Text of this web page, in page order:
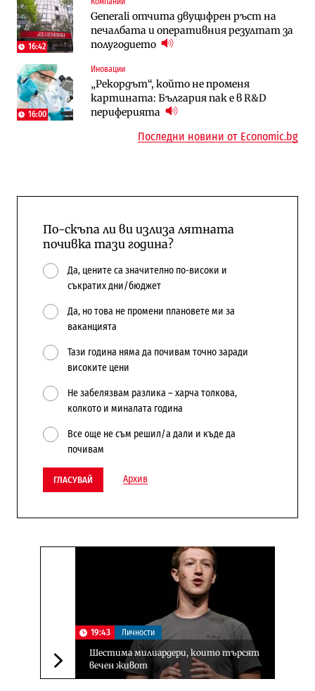
16:42
Generali отчита двуцифрен ръст на
печалбата и оперативния резултат за
полугодието
16:00
Иновации
„Рекордът“, който не променя
картината: България пак е в R&D
периферията
„Ендуросат“ ще строи огромен
космически и отбранителен център в
Доброславци
Digi&AI
Трафикът толкова е намалял, че големи
медии обмислят да се откажат
напълно от Google
10:12
Държавният ТЕЦ „Марица изток 2“
работи с 5 блока
Компании
„Ендуросат“ ще строи огромен
космически и отбранителен център в
Доброславци
Последни новини от Economic.bg
По-скъпа ли ви излиза лятната
почивка тази година?
Да, цените са значително по-високи и
съкратих дни/бюджет
Да, но това не промени плановете ми за
ваканцията
Тази година няма да почивам точно заради
високите цени
Не забелязвам разлика – харча толкова,
колкото и миналата година
Все още не съм решил/а дали и къде да
почивам
ГЛАСУВАЙ Архив
Следваща новина
19:43 Личности
Шестима милиардери, които търсят
вечен живот